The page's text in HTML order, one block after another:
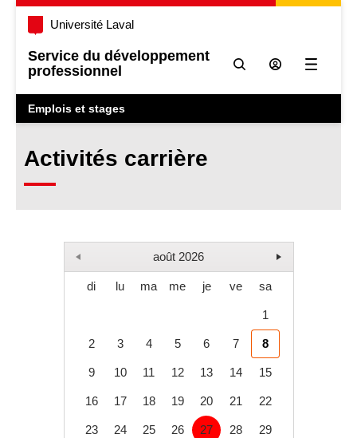
Université Laval
Service du développement
professionnel
Ouvrir
Emplois et stages
Activités carrière
août 2026
di lu ma me je ve sa
1
2 3 4 5 6 7 8
9 10 11 12 13 14 15
16 17 18 19 20 21 22
23 24 25 26 27 28 29